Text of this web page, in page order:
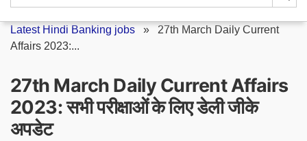
Latest Hindi Banking jobs » 27th March Daily Current
Affairs 2023:...
27th March Daily Current Affairs
2023: सभी परीक्षाओं के लिए डेली जीके
अपडेट